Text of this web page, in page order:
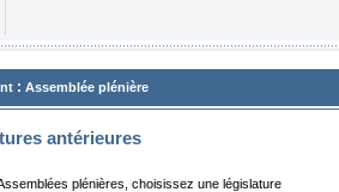
: Assemblée plénière
antérieures
plénières, choisissez une législature